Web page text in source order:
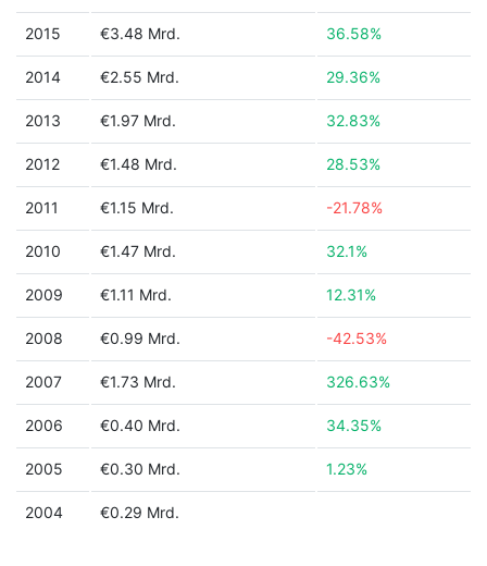
2015 €3.48 Mrd. 36.58%
2014 €2.55 Mrd. 29.36%
2013 €1.97 Mrd. 32.83%
2012 €1.48 Mrd. 28.53%
2011 €1.15 Mrd. -21.78%
2010 €1.47 Mrd. 32.1%
2009 €1.11 Mrd. 12.31%
2008 €0.99 Mrd. -42.53%
2007 €1.73 Mrd. 326.63%
2006 €0.40 Mrd. 34.35%
2005 €0.30 Mrd. 1.23%
2004 €0.29 Mrd.